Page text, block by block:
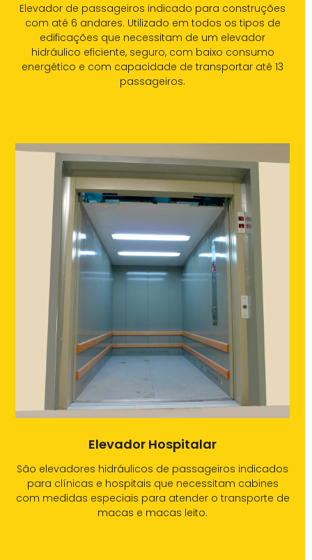
Elevador de passageiros indicado para construções
com até 6 andares. Utilizado em todos os tipos de
edificações que necessitam de um elevador
hidráulico eficiente, seguro, com baixo consumo
energético e com capacidade de transportar até 13
passageiros.
Elevador Hospitalar
São elevadores hidráulicos de passageiros indicados
para clínicas e hospitais que necessitam cabines
com medidas especiais para atender o transporte de
macas e macas leito.